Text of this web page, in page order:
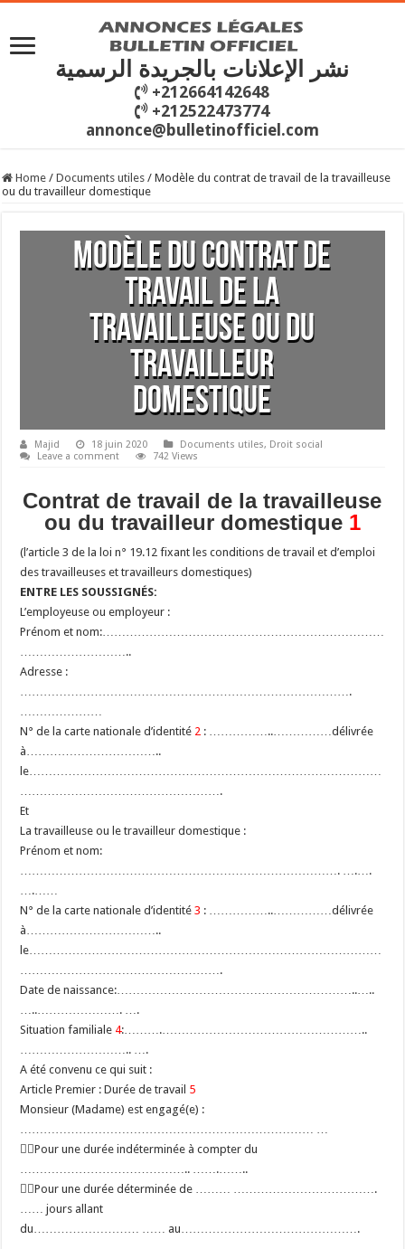
نشر الإعلانات بالجريدة الرسمية
+212664142648
+212522473774
annonce@bulletinofficiel.com
Home / Documents utiles / Modèle du contrat de travail de la travailleuse
ou du travailleur domestique
Modèle du contrat de
travail de la
travailleuse ou du
travailleur
domestique
Majid 18 juin 2020 Documents utiles, Droit social
Leave a comment
742 Views
Contrat de travail de la travailleuse
ou du travailleur domestique 1
(l’article 3 de la loi n° 19.12 fixant les conditions de travail et d’emploi
des travailleuses et travailleurs domestiques)
ENTRE LES SOUSSIGNÉS:
L’employeuse ou employeur :
Prénom et nom:………………………………………………………………
………………………..
Adresse :
………………………………………………………………………….
…………………
N° de la carte nationale d’identité 2 : ……………..……………délivrée
à……………………………..
le………………………………………………………………………………
…………………………………………….
Et
La travailleuse ou le travailleur domestique :
Prénom et nom:
………………………………………………………………………. ….….
….……
N° de la carte nationale d’identité3 : ……………..……………délivrée
à……………………………..
le………………………………………………………………………………
…………………………………………….
Date de naissance:……………………………………………………..…..
…..…………………. ….
Situation familiale 4:……….……………………………………………..
……………………….. ….
A été convenu ce qui suit :
Article Premier : Durée de travail 5
Monsieur (Madame) est engagé(e) :
………………………………………………………………… …
Pour une durée indéterminée à compter du
…………………………………….. …….……..
Pour une durée déterminée de ……… ……………………………….
…… jours allant
du……………………… …… au……………………………………….